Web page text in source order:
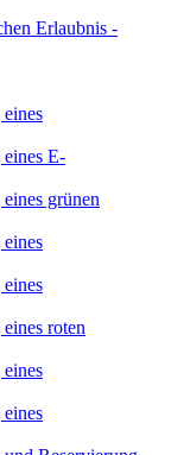
Erlaubnis -
E-
grünen
roten